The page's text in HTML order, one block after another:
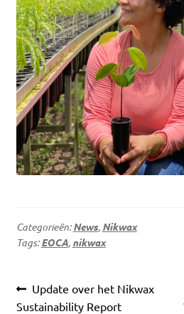
Categorieën:News, Nikwax
Tags:EOCA, nikwax
Bericht
navigatie
Vorig
bericht:
Update over het Nikwax
Sustainability Report